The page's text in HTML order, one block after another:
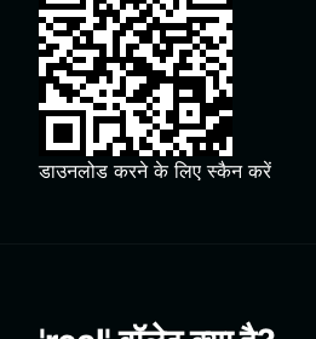
डाउनलोड करने के लिए स्कैन करें